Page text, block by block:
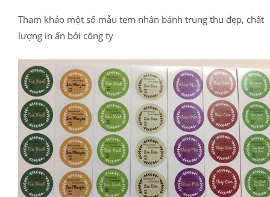
Tham khảo một số mẫu tem nhân bánh trung thu đẹp, chất
lượng in ấn bởi công ty